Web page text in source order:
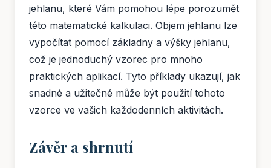
jehlanu, které Vám pomohou lépe porozumět
této matematické kalkulaci. Objem jehlanu lze
vypočítat pomocí základny a výšky jehlanu,
což je jednoduchý vzorec pro mnoho
praktických aplikací. Tyto příklady ukazují, jak
snadné a užitečné může být použití tohoto
vzorce ve vašich každodenních aktivitách.
Závěr a shrnutí